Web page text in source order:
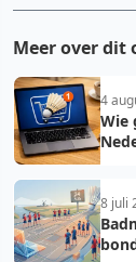
Meer over dit
4
Wie
8 juli